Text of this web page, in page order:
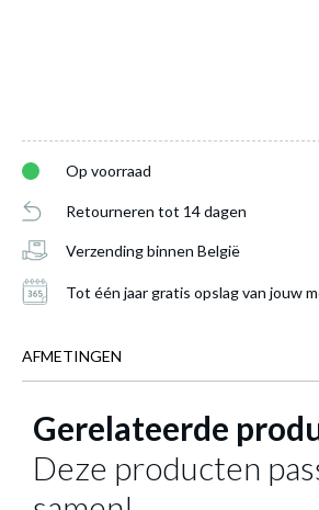
Op voorraad
Retourneren tot 14 dagen
Verzending binnen België
Tot één jaar gratis opslag van jouw
AFMETINGEN
BREEDTE 18 cm
29.5 cm
Meer afmetingen
Gerelateerde
Deze producten
Ovenwant SYLKI Silicone
toegevoegd aan je winkelmandje